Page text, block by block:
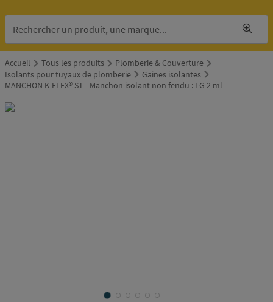
Accueil Tous les produits
Plomberie & Couverture
Isolants pour tuyaux de plomberie
Gaines isolantes
MANCHON K-FLEX® ST - Manchon isolant non fendu : LG 2 ml